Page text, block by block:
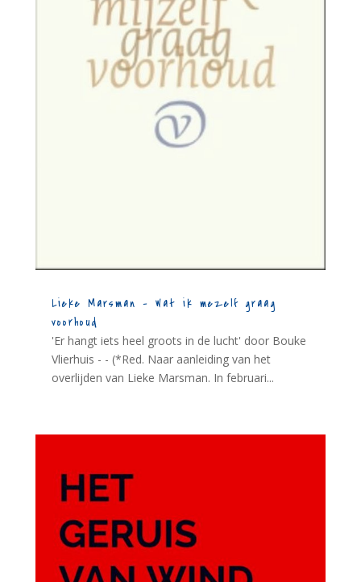
Lieke Marsman – Wat ik mezelf graag
voorhoud
'Er hangt iets heel groots in de lucht' door Bouke
Vlierhuis - - (*Red. Naar aanleiding van het
overlijden van Lieke Marsman. In februari...